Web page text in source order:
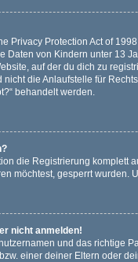
Privacy Protection Act of
Daten von Kindern unter 13
auf der du dich zu
die Anlaufstelle für
behandelt werden.
die Registrierung komplett
möchtest, gesperrt
nicht anmelden!
und das richtige
einer deiner Eltern oder